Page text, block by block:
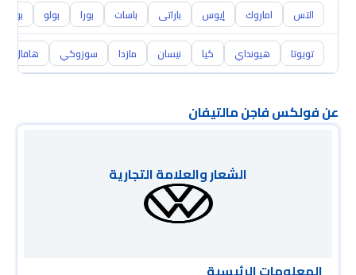
التس اماروك إيوس باراتى باسات بورا بولو بوينتر
تويوتا هيونداي كيا نيسان مازدا سوزوكي هافال
عن فولكس فاجن مالتيفان
الشعار والعلامة التجارية